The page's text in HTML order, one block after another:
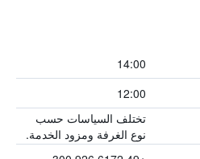
14:00
12:00
تختلف السياسات حسب
نوع الغرفة ومزود الخدمة.